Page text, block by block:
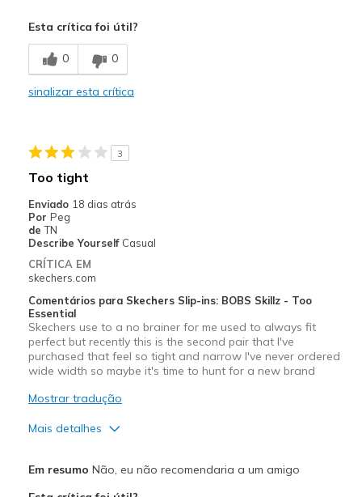
Melhores utilizações
Casual Wear
Sizing
View On Shoes
Esta crítica foi útil?
0 0
sinalizar esta crítica
3
Too tight
Enviado 18 dias atrás
Por Peg
de TN
Describe Yourself Casual
CRÍTICA EM
skechers.com
Comentários para Skechers Slip-ins: BOBS Skillz - Too
Essential
Skechers use to a no brainer for me used to always fit
perfect but recently this is the second pair that I've
purchased that feel so tight and narrow I've never ordered
wide width so maybe it's time to hunt for a new brand
Mostrar tradução
Mais detalhes
Em resumo Não, eu não recomendaria a um amigo